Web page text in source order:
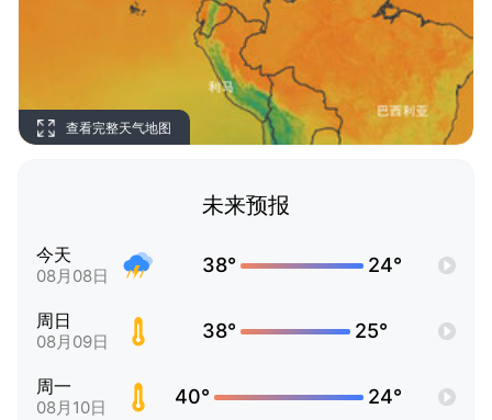
查看完整天气地图
未来预报
今天
08月08日 38° 24°
周日
08月09日 38° 25°
周一
08月10日 40° 24°